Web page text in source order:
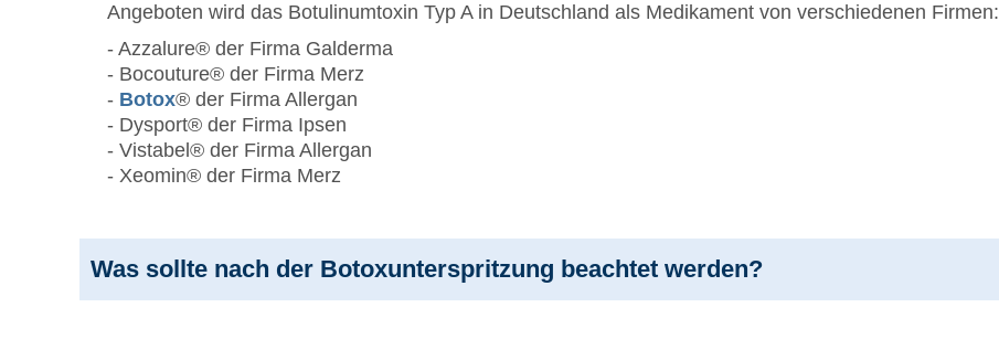
Angeboten wird das Botulinumtoxin Typ A in Deutschland als Medikament von verschiedenen Firmen:
- Azzalure® der Firma Galderma
- Bocouture® der Firma Merz
- Botox® der Firma Allergan
- Dysport® der Firma Ipsen
- Vistabel® der Firma Allergan
- Xeomin® der Firma Merz
Was sollte nach der Botoxunterspritzung beachtet werden?